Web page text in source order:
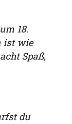
18.
ist wie
Spaß,
du